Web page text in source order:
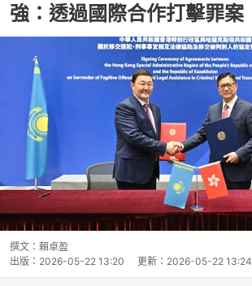
強：透過國際合作打擊罪案
撰文： 賴卓盈
出版： 2026-05-22 13:20 更新： 2026-05-22 13:24